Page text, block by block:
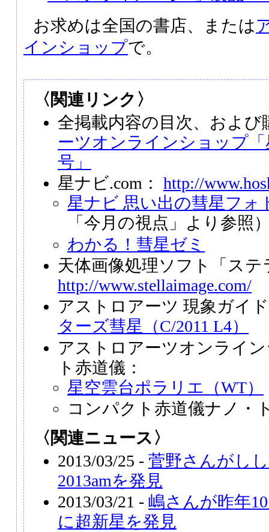
お求めは全国の書店、または
インショップで。
〈関連リンク〉
全掲載内容の目次、およ
ーツオンラインショップ「
号」
星ナビ.com： http://
星ナビ 思い出の彗星フォ
「今月の視点」より参照
わかる！彗星ゼミ
天体画像処理ソフト「ス
http://www.stellaimage.com/
アストロアーツ 現象ガイ
ターズ彗星（C/2011 L4）
アストロアーツオンライ
ト赤道儀：
星空雲台ポラリエ（WT）
コンパクト赤道儀ナノ・
〈関連ニュース〉
2013/03/25 - 菅野さんがし
2013amを発見
2013/03/21 - 嶋さんが昨年
に超新星を発見